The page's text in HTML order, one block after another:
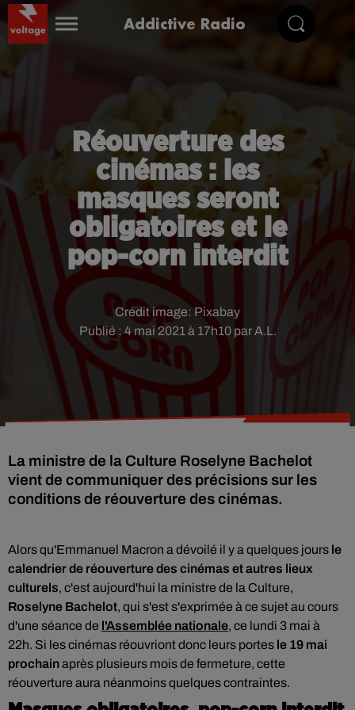
Addictive Radio
Réouverture des
cinémas : les
masques seront
obligatoires et le
pop-corn interdit
Publié : 4 mai 2021 à 17h10 par A.L.
Crédit image: Pixabay
La ministre de la Culture Roselyne Bachelot
vient de communiquer des précisions sur les
conditions de réouverture des cinémas.
Alors qu'Emmanuel Macron a dévoilé il y a quelques jours le
calendrier de réouverture des cinémas et autres lieux
culturels, c'est aujourd'hui la ministre de la Culture,
Roselyne Bachelot, qui s'est s'exprimée à ce sujet au cours
d'une séance de l'Assemblée nationale, ce lundi 3 mai à
22h. Si les cinémas réouvriontdonc leurs portes le 19 mai
prochainaprès plusieurs mois de fermeture, cette
réouverture aura néanmoins quelques contraintes.